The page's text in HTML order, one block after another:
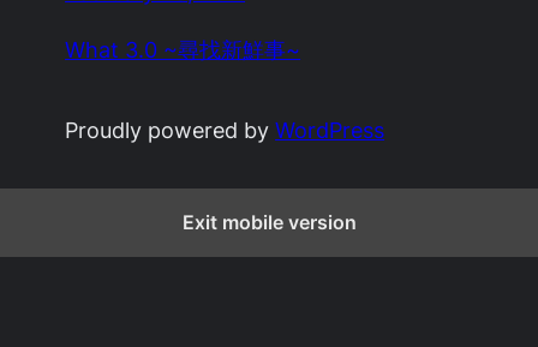
What 3.0 ~尋找新鮮事~
Proudly powered byWordPress
Exit mobile version